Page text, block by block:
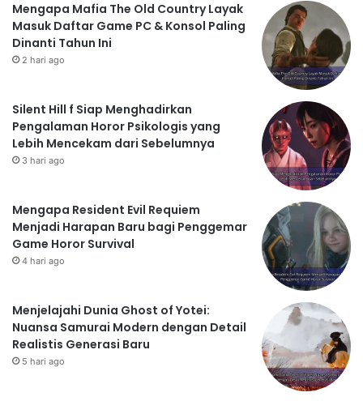
Mengapa Mafia The Old Country Layak
Masuk Daftar Game PC & Konsol Paling
Dinanti Tahun Ini
2 hari ago
Silent Hill f Siap Menghadirkan
Pengalaman Horor Psikologis yang
Lebih Mencekam dari Sebelumnya
3 hari ago
Mengapa Resident Evil Requiem
Menjadi Harapan Baru bagi Penggemar
Game Horor Survival
4 hari ago
Menjelajahi Dunia Ghost of Yotei:
Nuansa Samurai Modern dengan Detail
Realistis Generasi Baru
5 hari ago